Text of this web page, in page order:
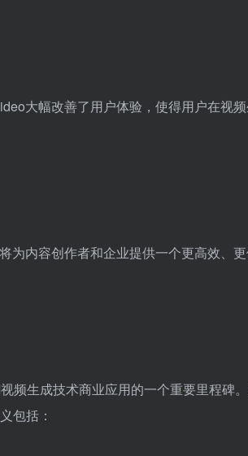
大幅改善了用户体验，使得用户在视
为内容创作者和企业提供一个更高效、
频生成技术商业应用的一个重要里程碑
包括：